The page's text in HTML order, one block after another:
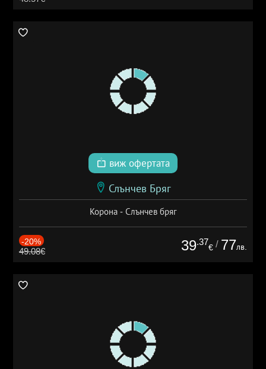
виж офертата
Слънчев Бряг
Корона - Слънчев бряг
-20%
49.08€ 39.37
€ / 77лв.